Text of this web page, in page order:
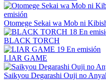
emisión
Otomege Sekai wa Mob ni
18 En
BLACK TORCH
19 En emisión
LIAR GAME
Saikyou Degarashi Ouji no